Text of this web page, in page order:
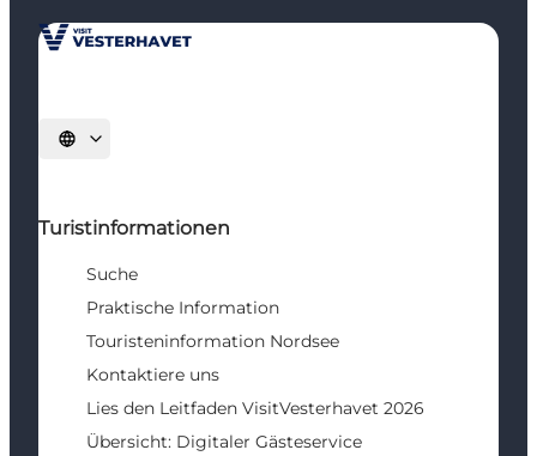
Sprache auswählen
Turistinformationen
Suche
Praktische Information
Touristeninformation Nordsee
Kontaktiere uns
Lies den Leitfaden VisitVesterhavet 2026
Übersicht: Digitaler Gästeservice